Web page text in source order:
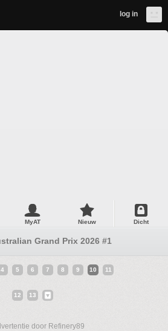
log in
MyAT Nieuw Dicht
Grand Prix 2026 #1
4 5 6 7 8 9 10 11
12 13
door Refinery89